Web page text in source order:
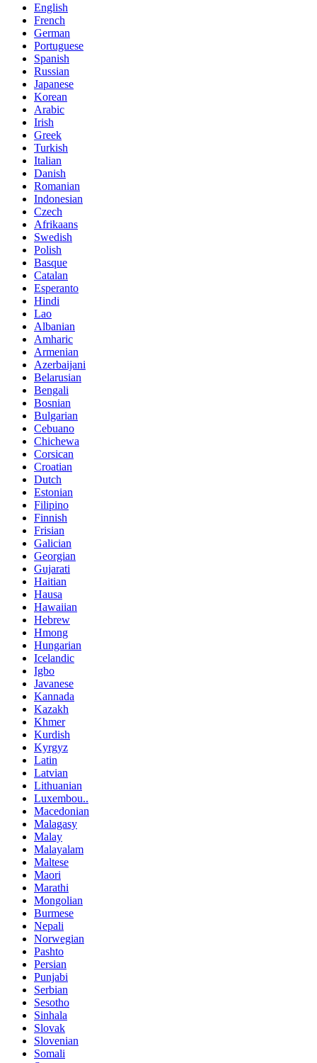
English
French
German
Portuguese
Spanish
Russian
Japanese
Korean
Arabic
Irish
Greek
Turkish
Italian
Danish
Romanian
Indonesian
Czech
Afrikaans
Swedish
Polish
Basque
Catalan
Esperanto
Hindi
Lao
Albanian
Amharic
Armenian
Azerbaijani
Belarusian
Bengali
Bosnian
Bulgarian
Cebuano
Chichewa
Corsican
Croatian
Dutch
Estonian
Filipino
Finnish
Frisian
Galician
Georgian
Gujarati
Haitian
Hausa
Hawaiian
Hebrew
Hmong
Hungarian
Icelandic
Igbo
Javanese
Kannada
Kazakh
Khmer
Kurdish
Kyrgyz
Latin
Latvian
Lithuanian
Luxembou..
Macedonian
Malagasy
Malay
Malayalam
Maltese
Maori
Marathi
Mongolian
Burmese
Nepali
Norwegian
Pashto
Persian
Punjabi
Serbian
Sesotho
Sinhala
Slovak
Slovenian
Somali